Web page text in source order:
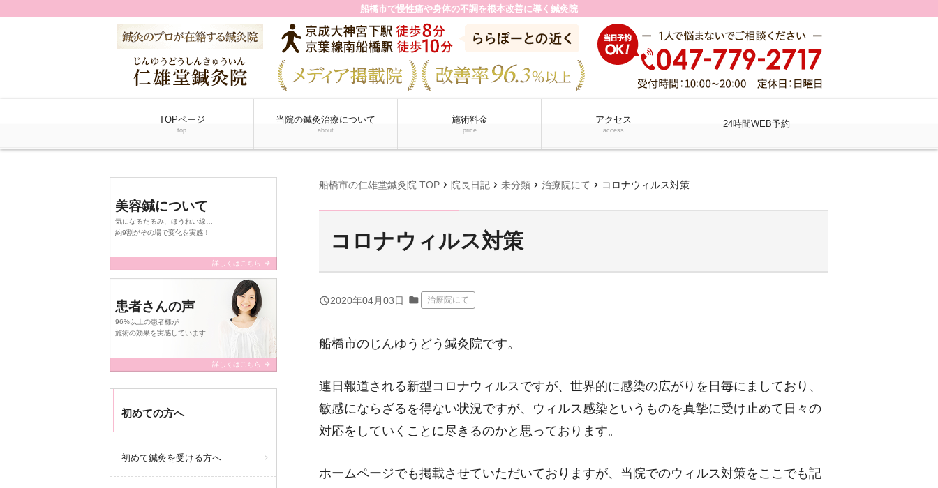
船橋市で慢性痛や身体の不調を根本改善に導く鍼灸院
TOPページ
top
当院の鍼灸治療について
about
施術料金
price
アクセス
access
24時間WEB予約
船橋市の仁雄堂鍼灸院 TOP chevron_right 院長日記 chevron_right 未分類 chevron_right 治療院にて chevron_right コロナウィルス対策
コロナウィルス対策
query_builder2020年04月03日 folder 治療院にて
船橋市のじんゆうどう鍼灸院です。
連日報道される新型コロナウィルスですが、世界的に感染の広がりを日毎にましており、
敏感にならざるを得ない状況ですが、ウィルス感染というものを真摯に受け止めて日々の
対応をしていくことに尽きるのかと思っております。
ホームページでも掲載させていただいておりますが、当院でのウィルス対策をここでも記
美容鍼について
気になるたるみ、ほうれい線…
約9割がその場で変化を実感！
詳しくはこちら arrow_forward
患者さんの声
96%以上の患者様が
施術の効果を実感しています
詳しくはこちら arrow_forward
初めての方へ
初めて鍼灸を受ける方へ